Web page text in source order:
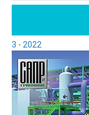
3 - 2022